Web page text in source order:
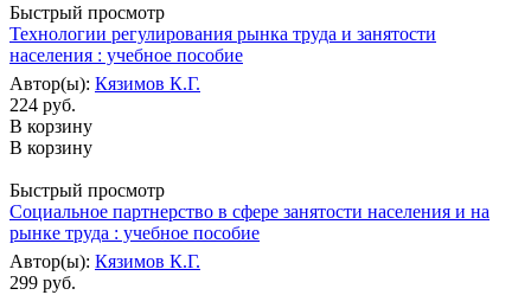
Быстрый просмотр
Технологии регулирования рынка труда и занятости
населения : учебное пособие
Автор(ы): Кязимов К.Г.
224 руб.
В корзину
В корзину
Быстрый просмотр
Социальное партнерство в сфере занятости населения и на
рынке труда : учебное пособие
Автор(ы): Кязимов К.Г.
299 руб.